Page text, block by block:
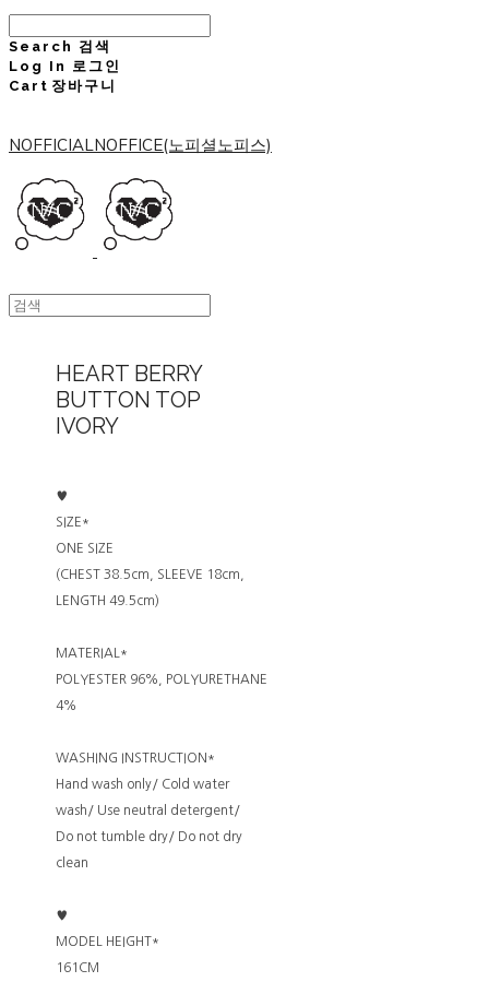
Search 검색
Log In 로그인
Cart 장바구니
NOFFICIALNOFFICE(노피셜노피스)
HEART BERRY
BUTTON TOP
IVORY
♥
SIZE*
ONE SIZE
(CHEST 38.5cm, SLEEVE 18cm,
LENGTH 49.5cm)
MATERIAL*
POLYESTER 96%, POLYURETHANE
4%
WASHING INSTRUCTION*
Hand wash only/ Cold water
wash/ Use neutral detergent/
Do not tumble dry/ Do not dry
clean
♥
MODEL HEIGHT*
161CM